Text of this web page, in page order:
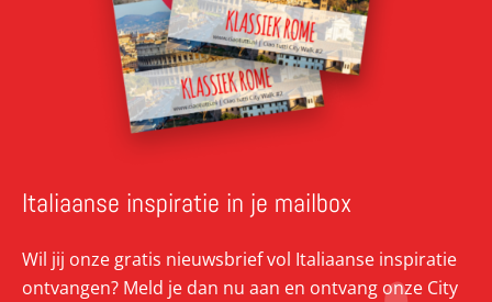
Italiaanse inspiratie in je mailbox
Wil jij onze gratis nieuwsbrief vol Italiaanse inspiratie
ontvangen? Meld je dan nu aan en ontvang onze City